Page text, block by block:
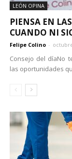
LEÓN OPINA
PIENSA EN
CUANDO NI
Felipe Colino -
Consejo del díaNo
las oportunidades